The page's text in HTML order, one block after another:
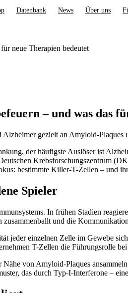
Datenbank News Über uns
neue Therapien bedeutet
– und was das
gezielt an Amyloid-Plaques
der häufigste Auslöser ist
Krebsforschungszentrum
bestimmte Killer-T-Zellen – und
Spieler
In frühen Stadien
und die
einzelnen Zelle im Gewebe
T-Zellen die Führungsrolle
von Amyloid-Plaques
das durch Typ-I-Interferone –